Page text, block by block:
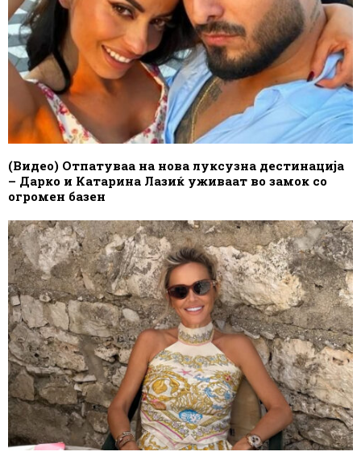
(Видео) Отпатуваа на нова луксузна дестинација
– Дарко и Катарина Лазиќ уживаат во замок со
огромен базен